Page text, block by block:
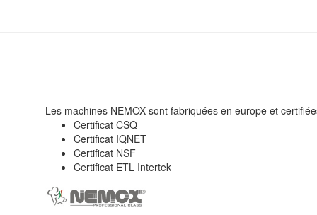
Les machines NEMOX sont fabriquées en europe et
Certificat CSQ
Certificat IQNET
Certificat NSF
Certificat ETL Intertek